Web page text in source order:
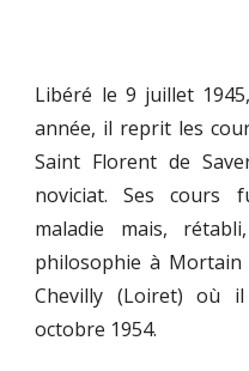
Libéré le 9 juillet
année, il reprit les
Saint Florent de
noviciat. Ses cours
maladie mais,
philosophie à Mortain
Chevilly (Loiret) où
octobre 1954.